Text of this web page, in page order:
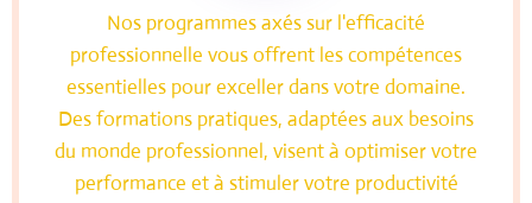
Nos programmes axés sur l'efficacité
professionnelle vous offrent les compétences
essentielles pour exceller dans votre domaine.
Des formations pratiques, adaptées aux besoins
du monde professionnel, visent à optimiser votre
performance et à stimuler votre productivité